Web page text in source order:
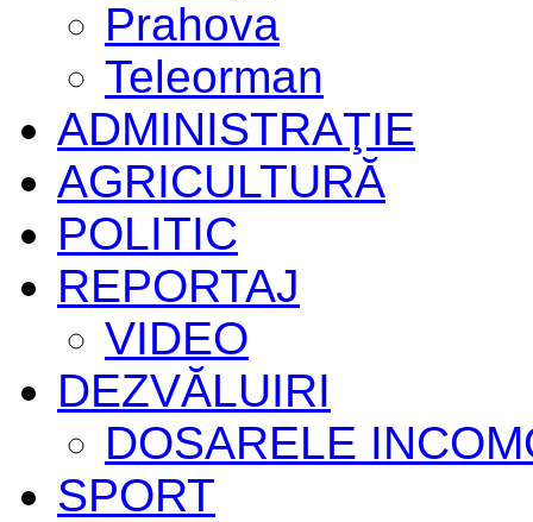
Prahova
Teleorman
ADMINISTRAŢIE
AGRICULTURĂ
POLITIC
REPORTAJ
VIDEO
DEZVĂLUIRI
DOSARELE
SPORT